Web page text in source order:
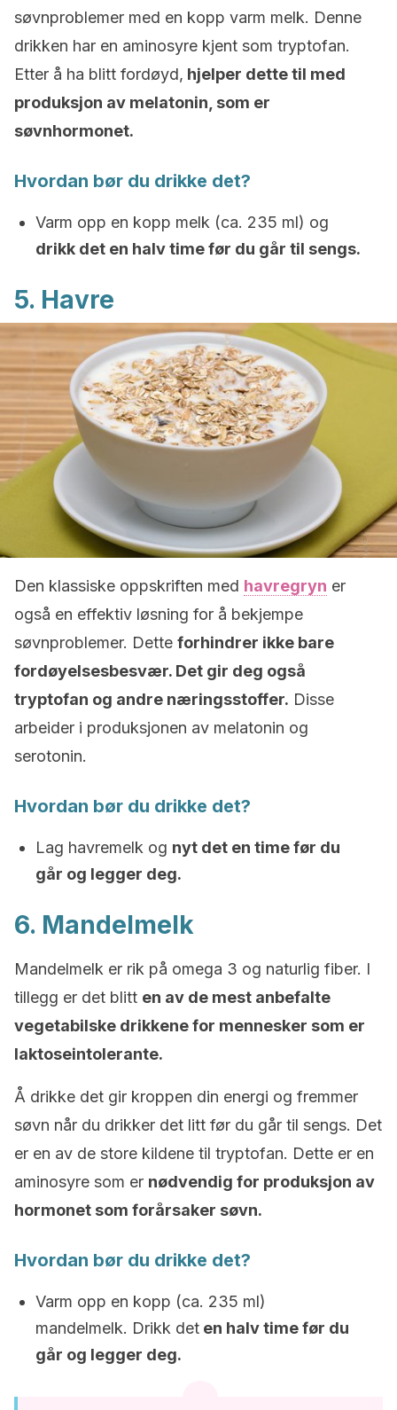
søvnproblemer med en kopp varm melk. Denne
drikken har en aminosyre kjent som tryptofan.
Etter å ha blitt fordøyd, hjelper dette til med
produksjon av melatonin, som er
søvnhormonet.
Hvordan bør du drikke det?
Varm opp en kopp melk (ca. 235 ml) og
drikk det en halv time før du går til sengs.
5. Havre
Den klassiske oppskriften med havregryn er
også en effektiv løsning for å bekjempe
søvnproblemer. Dette forhindrer ikke bare
fordøyelsesbesvær. Det gir deg også
tryptofan og andre næringsstoffer. Disse
arbeider i produksjonen av melatonin og
serotonin.
Hvordan bør du drikke det?
Lag havremelk og nyt det en time før du
går og legger deg.
6. Mandelmelk
Mandelmelk er rik på omega 3 og naturlig fiber. I
tillegg er det blitt en av de mest anbefalte
vegetabilske drikkene for mennesker som er
laktoseintolerante.
Å drikke det gir kroppen din energi og fremmer
søvn når du drikker det litt før du går til sengs. Det
er en av de store kildene til tryptofan. Dette er en
aminosyre som er nødvendig for produksjon av
hormonet som forårsaker søvn.
Hvordan bør du drikke det?
Varm opp en kopp (ca. 235 ml)
mandelmelk. Drikk det en halv time før du
går og legger deg.